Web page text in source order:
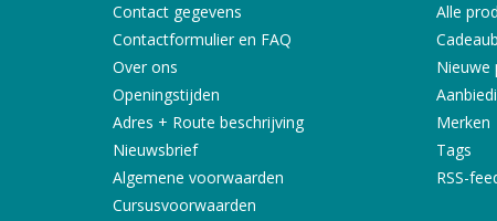
Contact gegevens
Contactformulier en FAQ
Over ons
Openingstijden
Adres + Route beschrijving
Nieuwsbrief
Algemene voorwaarden
Cursusvoorwaarden
Alle
Nieuwe
Merken
Tags
RSS-